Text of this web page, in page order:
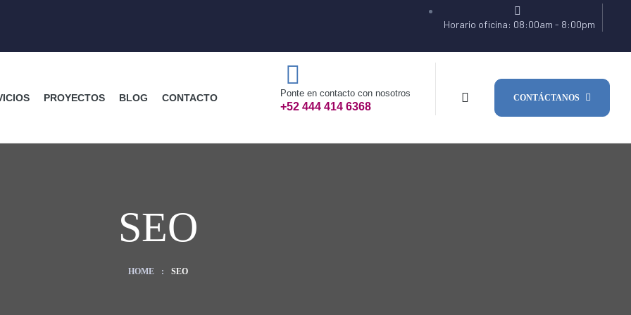
Horario oficina: 08:00am - 8:00pm
PROYECTOS BLOG CONTACTO Ponte en contacto con nosotros
+52 444 414 6368
CONTÁCTANOS
SEO
HOME : SEO